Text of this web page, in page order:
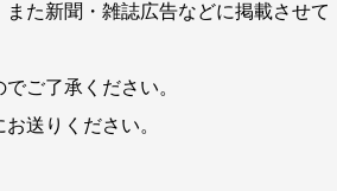
た新聞・雑誌広告などに掲載させて
ご了承ください。
送りください。